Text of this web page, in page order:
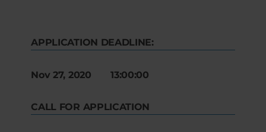
APPLICATION DEADLINE:
Nov 27, 2020 13:00:00
CALL FOR APPLICATION